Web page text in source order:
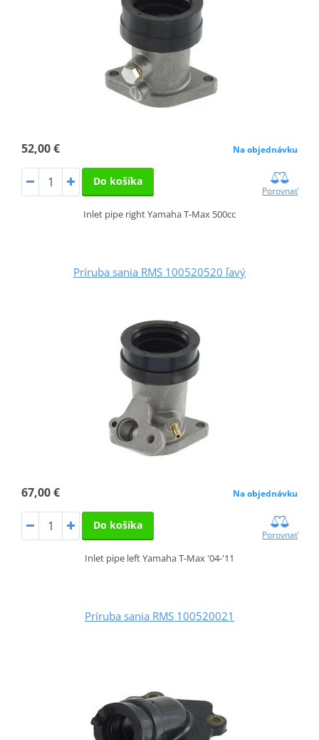
52,00 € Na objednávku
Do košíka
Porovnať
Inlet pipe right Yamaha T-Max 500cc
Príruba sania RMS 100520520 ľavý
67,00 € Na objednávku
Do košíka
Porovnať
Inlet pipe left Yamaha T-Max '04-'11
Príruba sania RMS 100520021